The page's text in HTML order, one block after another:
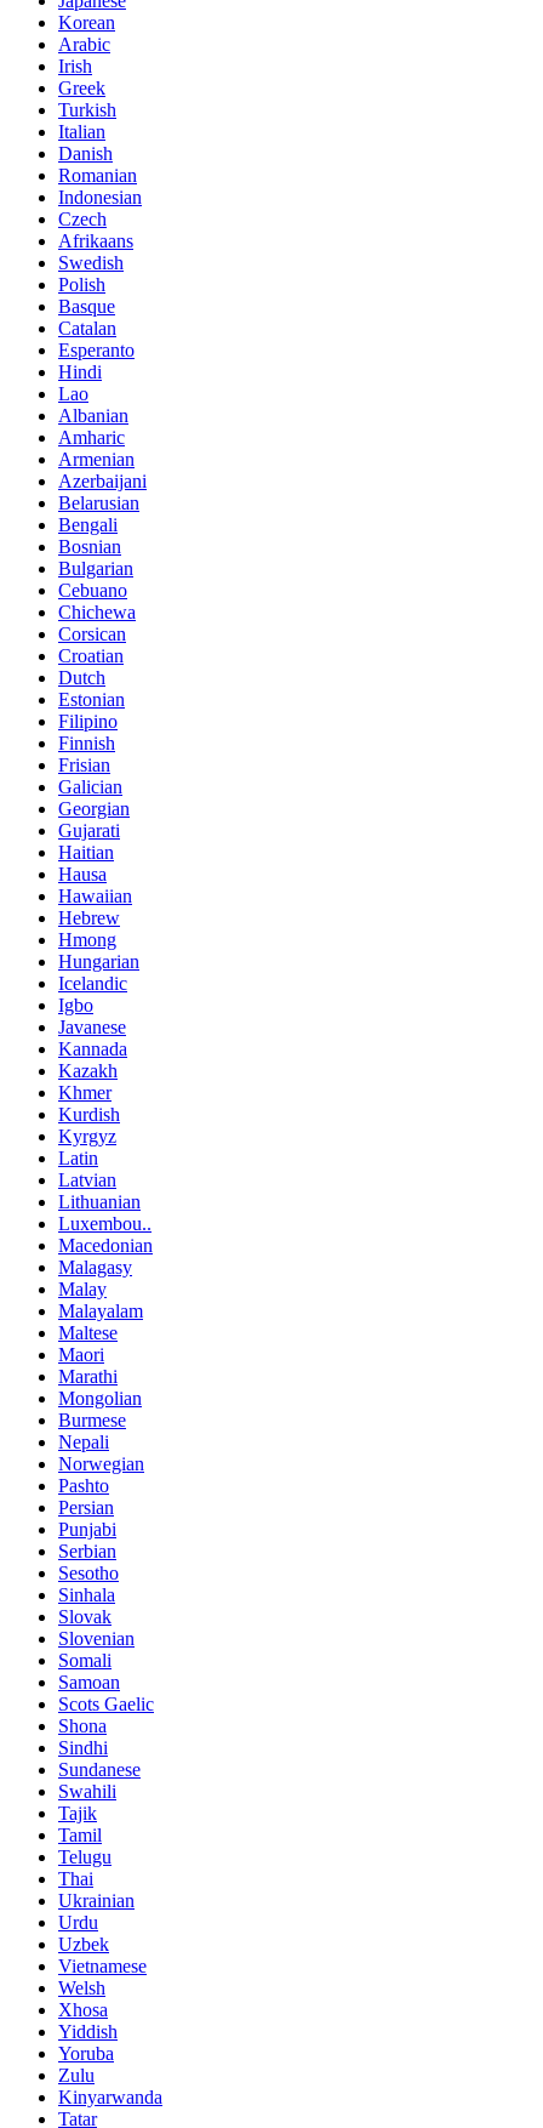
Korean
Arabic
Irish
Greek
Turkish
Italian
Danish
Romanian
Indonesian
Czech
Afrikaans
Swedish
Polish
Basque
Catalan
Esperanto
Hindi
Lao
Albanian
Amharic
Armenian
Azerbaijani
Belarusian
Bengali
Bosnian
Bulgarian
Cebuano
Chichewa
Corsican
Croatian
Dutch
Estonian
Filipino
Finnish
Frisian
Galician
Georgian
Gujarati
Haitian
Hausa
Hawaiian
Hebrew
Hmong
Hungarian
Icelandic
Igbo
Javanese
Kannada
Kazakh
Khmer
Kurdish
Kyrgyz
Latin
Latvian
Lithuanian
Luxembou..
Macedonian
Malagasy
Malay
Malayalam
Maltese
Maori
Marathi
Mongolian
Burmese
Nepali
Norwegian
Pashto
Persian
Punjabi
Serbian
Sesotho
Sinhala
Slovak
Slovenian
Somali
Samoan
Scots Gaelic
Shona
Sindhi
Sundanese
Swahili
Tajik
Tamil
Telugu
Thai
Ukrainian
Urdu
Uzbek
Vietnamese
Welsh
Xhosa
Yiddish
Yoruba
Zulu
Kinyarwanda
Tatar